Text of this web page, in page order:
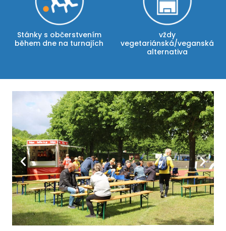
Stánky s občerstvením
během dne na turnajích
vždy
vegetariánská/veganská
alternativa